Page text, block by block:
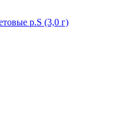
р.S (3,0 г)